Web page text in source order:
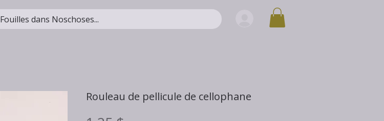
Fouilles dans Noschoses...
Rouleau de pellicule de cellophane